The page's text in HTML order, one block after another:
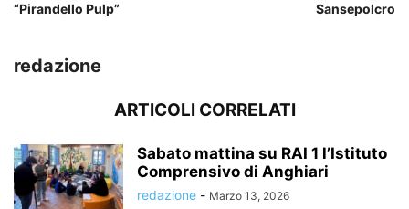
“Pirandello Pulp”
Sansepolcro
redazione
ARTICOLI CORRELATI
Sabato mattina su RAI 1 l’Istituto
Comprensivo di Anghiari
redazione - Marzo 13, 2026